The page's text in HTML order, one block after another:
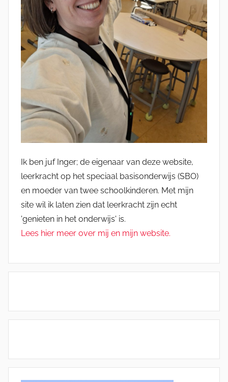
Ik ben juf Inger; de eigenaar van deze website,
leerkracht op het speciaal basisonderwijs (SBO)
en moeder van twee schoolkinderen. Met mijn
site wil ik laten zien dat leerkracht zijn echt
'genieten in het onderwijs' is.
Lees hier meer over mij en mijn website.